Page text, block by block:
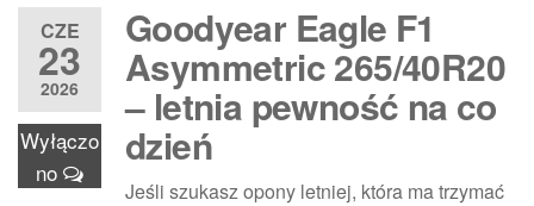
CZE
23
2026
Wyłączo
no
Goodyear Eagle F1
Asymmetric 265/40R20
– letnia pewność na co
dzień
Jeśli szukasz opony letniej, która ma trzymać